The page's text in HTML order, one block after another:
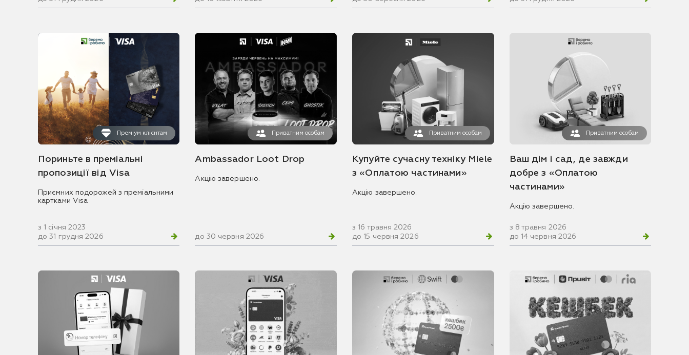
Преміум клієнтам
Пориньте в преміальні
пропозиції від Visa
Приємних подорожей з преміальними
картками Visa
з 1 січня 2023
до 31 грудня 2026
Приватним особам
Ambassador Loot Drop
Акцію завершено.
до 30 червня 2026
Приватним особам
Купуйте сучасну техніку Miele
з «Оплатою частинами»
Акцію завершено.
з 16 травня 2026
до 15 червня 2026
Приватним особам
Ваш дім і сад, де завжди
добре з «Оплатою
частинами»
Акцію завершено.
з 8 травня 2026
до 14 червня 2026